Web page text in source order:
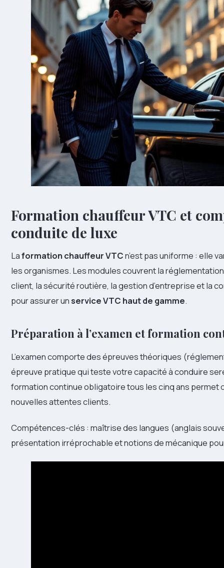
Formation chauffeur VTC et
conduite de luxe
Laformation chauffeur VTCn’est pas uniforme : elle
les organismes. Les modules couvrent la
client, la sécurité routière, la gestion d’entreprise et la
pour assurer unservice VTC haut de gamme.
Préparation à l’examen et formation
L’examen comporte des épreuves théoriques
épreuve pratique qui teste votre capacité à conduire
formation continue obligatoire tous les cinq ans permet
nouvelles attentes clients.
Compétences-clés : maîtrise des langues (anglais
présentation irréprochable et notions de mécanique